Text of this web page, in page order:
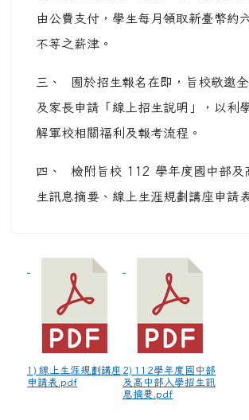
由公費支付，學生每月領取新臺幣約
不等之薪津。
三、 囿於招生報名在即，旨校敬邀
及家長申請「線上招生說明」，以利
解軍校相關福利及報考流程。
四、 檢附旨校 112 學年度國中部及
生訊息摘要、線上生涯規劃講座申請
1) 線上生涯規劃講座
申請表.pdf
2) 112學年度國中部
及高中部入學招生訊
息摘要.pdf